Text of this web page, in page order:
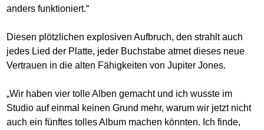
anders funktioniert.“
Diesen plötzlichen explosiven Aufbruch, den strahlt auch
jedes Lied der Platte, jeder Buchstabe atmet dieses neue
Vertrauen in die alten Fähigkeiten von Jupiter Jones.
„Wir haben vier tolle Alben gemacht und ich wusste im
Studio auf einmal keinen Grund mehr, warum wir jetzt nicht
auch ein fünftes tolles Album machen könnten. Ich finde,